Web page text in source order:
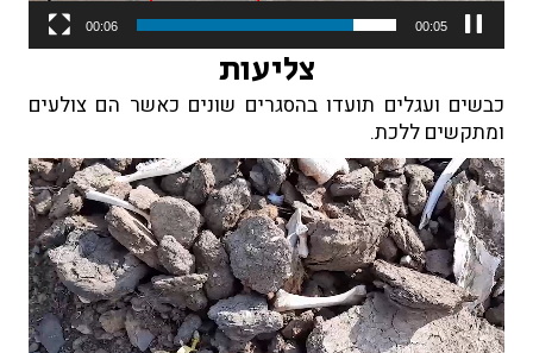
00:01
00:06
צליעות
כבשים ועגלים תועדו בהסגרים שונים כאשר הם צולעים
ומתקשים ללכת.
נגן
וידאו